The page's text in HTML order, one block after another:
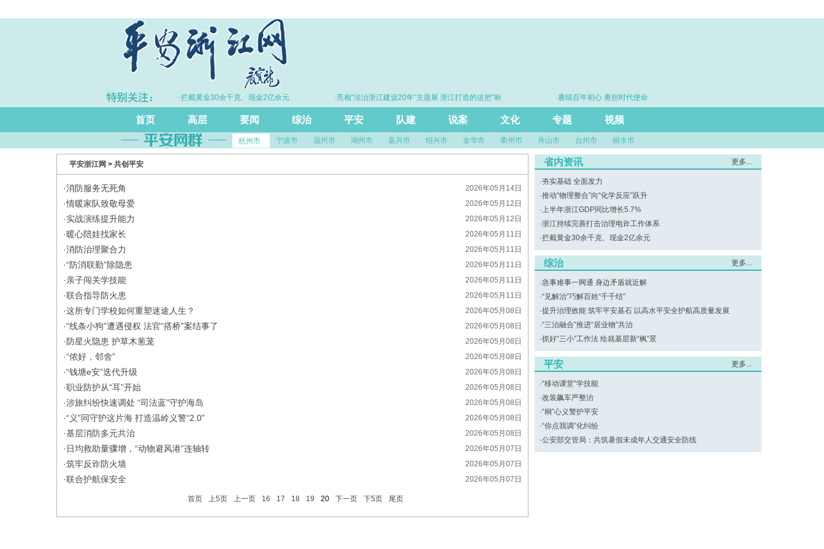
·拦截黄金30余千克、现金2亿余元
·亮相“法治浙江建设20年”主题展 浙江打造的这把“标
·赓续百年初心 勇担时代使命
首页 高层 要闻 综治 平安 队建 说案 文化 专题 视频
杭州市 宁波市 温州市 湖州市 嘉兴市 绍兴市 金华市 衢州市 舟山市 台州市 丽水市
平安浙江网 > 共创平安
2026年05月14日
·消防服务无死角
2026年05月12日
·情暖家队致敬母爱
2026年05月12日
·实战演练提升能力
2026年05月11日
·暖心陪娃找家长
2026年05月11日
·消防治理聚合力
2026年05月11日
·“防消联勤”除隐患
2026年05月11日
·亲子闯关学技能
2026年05月11日
·联合指导防火患
2026年05月08日
·这所专门学校如何重塑迷途人生？
2026年05月08日
·“线条小狗”遭遇侵权 法官“搭桥”案结事了
2026年05月08日
·防星火隐患 护草木葱茏
2026年05月08日
·“侬好，邻舍”
2026年05月08日
·“钱塘e安”迭代升级
2026年05月08日
·职业防护从“耳”开始
2026年05月08日
·涉旅纠纷快速调处 “司法蓝”守护海岛
2026年05月08日
·“义”同守护这片海 打造温岭义警“2.0”
2026年05月08日
·基层消防多元共治
2026年05月07日
· 日均救助量骤增，“动物避风港”连轴转
2026年05月07日
·筑牢反诈防火墙
2026年05月07日
·联合护航保安全
首页 上5页 上一页 16 17 18 19 20 下一页 下5页 尾页
省内资讯 更多...
·夯实基础 全面发力
·推动“物理整合”向“化学反应”跃升
·上半年浙江GDP同比增长5.7%
·浙江持续完善打击治理电诈工作体系
·拦截黄金30余千克、现金2亿余元
综治 更多...
·急事难事一网通 身边矛盾就近解
·“见解治”巧解百姓“千千结”
·提升治理效能 筑牢平安基石 以高水平安全护航高质量发展
·“三治融合”推进“居业物”共治
·抓好“三小”工作法 绘就基层新“枫”景
平安 更多...
·“移动课堂”学技能
·改装飙车严整治
·“桐”心义警护平安
·“你点我调”化纠纷
·公安部交管局：共筑暑假未成年人交通安全防线